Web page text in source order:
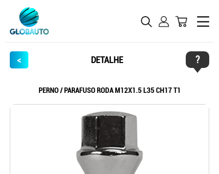
< DETALHE ?
PERNO / PARAFUSO RODA M12X1.5 L35 CH17 T1